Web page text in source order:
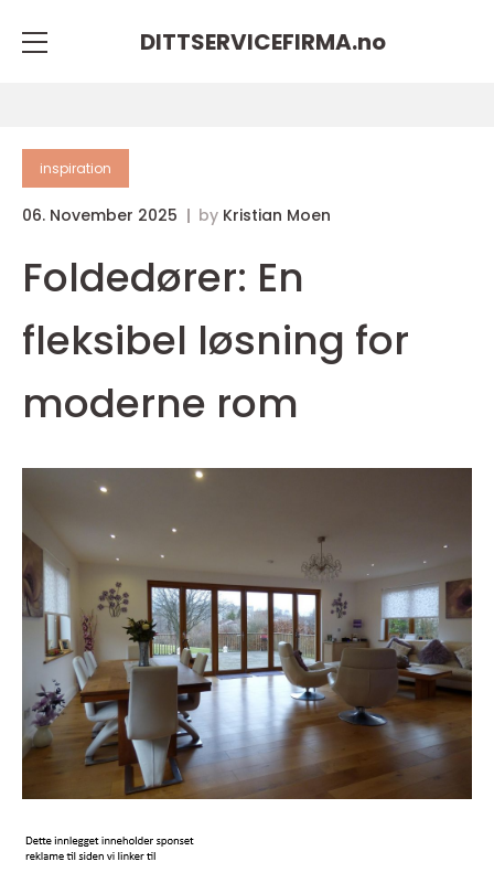
DITTSERVICEFIRMA.no
inspiration
06. November 2025 by Kristian Moen
Foldedører: En
fleksibel løsning for
moderne rom